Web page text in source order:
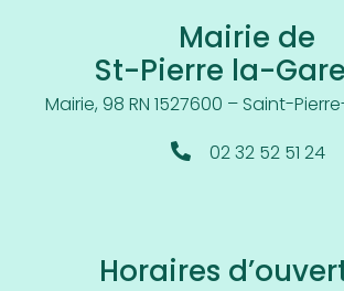
Mairie de
St-Pierre la-
Mairie, 98 RN 1527600 – Saint-
02 32 52 51 24
Horaires